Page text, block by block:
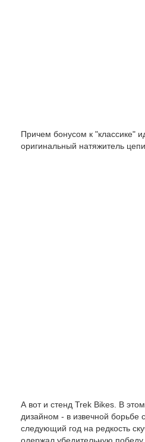
Причем бонусом к "классике"
оригинальный натяжитель
А вот и стенд Trek Bikes. В
дизайном - в извечной
следующий год на редкость